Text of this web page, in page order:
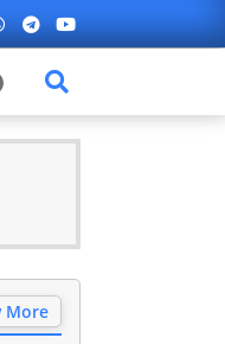
More